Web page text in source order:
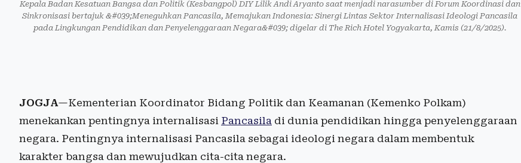
Kepala Badan Kesatuan Bangsa dan Politik (Kesbangpol) DIY Lilik Andi Aryanto saat menjadi narasumber di Forum Koordinasi dan
Sinkronisasi bertajuk &#039;Meneguhkan Pancasila, Memajukan Indonesia: Sinergi Lintas Sektor Internalisasi Ideologi Pancasila
pada Lingkungan Pendidikan dan Penyelenggaraan Negara&#039; digelar di The Rich Hotel Yogyakarta, Kamis (21/8/2025).
JOGJA—Kementerian Koordinator Bidang Politik dan Keamanan (Kemenko Polkam)
menekankan pentingnya internalisasi Pancasila di dunia pendidikan hingga penyelenggaraan
negara. Pentingnya internalisasi Pancasila sebagai ideologi negara dalam membentuk
karakter bangsa dan mewujudkan cita-cita negara.